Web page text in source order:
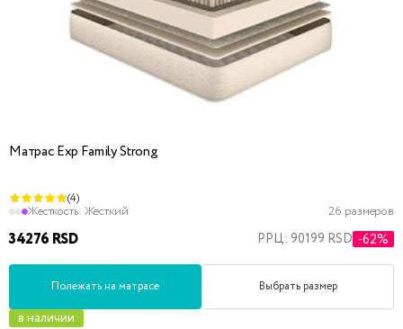
Матрас Exp Family Strong
(4)
Жесткость: Жесткий 26 размеров
34276 RSD РРЦ: 90199 RSD -62%
Полежать на матрасе Выбрать размер
в наличии